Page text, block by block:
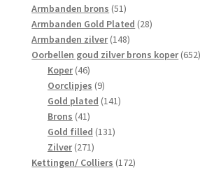
producten
Armbanden brons 5151
producten
Armbanden Gold Plated 2828
Armbanden zilver 148148
producten
Oorbellen goud zilver brons koper 652652
Koper 4646
producten
Oorclipjes 99
producten
Gold plated 141141
Brons 4141
producten
Gold filled 131131
Zilver 271271
producten
Kettingen/ Colliers 172172